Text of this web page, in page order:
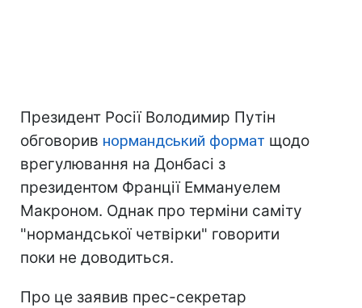
Президент Росії Володимир Путін
обговорив нормандський формат щодо
врегулювання на Донбасі з
президентом Франції Еммануелем
Макроном. Однак про терміни саміту
"нормандської четвірки" говорити
поки не доводиться.
Про це заявив прес-секретар